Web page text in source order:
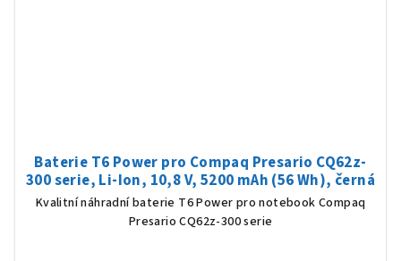
Baterie T6 Power pro Compaq Presario CQ62z-
300 serie, Li-Ion, 10,8 V, 5200 mAh (56 Wh), černá
Kvalitní náhradní baterie T6 Power pro notebook Compaq
Presario CQ62z-300 serie